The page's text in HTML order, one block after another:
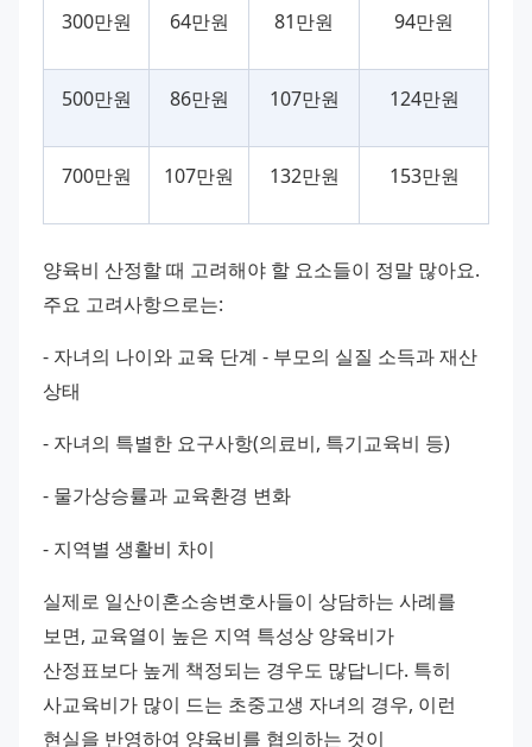
300만원 64만원 81만원 94만원
500만원 86만원 107만원 124만원
700만원 107만원 132만원 153만원
양육비 산정할 때 고려해야 할 요소들이 정말 많아요.
주요 고려사항으로는:
- 자녀의 나이와 교육 단계 - 부모의 실질 소득과 재산
상태
- 자녀의 특별한 요구사항(의료비, 특기교육비 등)
- 물가상승률과 교육환경 변화
- 지역별 생활비 차이
실제로 일산이혼소송변호사들이 상담하는 사례를
보면, 교육열이 높은 지역 특성상 양육비가
산정표보다 높게 책정되는 경우도 많답니다. 특히
사교육비가 많이 드는 초중고생 자녀의 경우, 이런
현실을 반영하여 양육비를 협의하는 것이